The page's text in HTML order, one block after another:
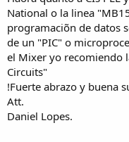
National o la linea
programaciõn de datos
de un "PIC" o
el Mixer yo recomiendo
Circuits"
!Fuerte abrazo y buena
Att.
Daniel Lopes.